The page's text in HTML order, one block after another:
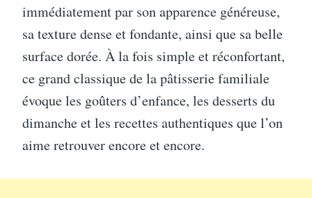
immédiatement par son apparence généreuse,
sa texture dense et fondante, ainsi que sa belle
surface dorée. À la fois simple et réconfortant,
ce grand classique de la pâtisserie familiale
évoque les goûters d’enfance, les desserts du
dimanche et les recettes authentiques que l’on
aime retrouver encore et encore.